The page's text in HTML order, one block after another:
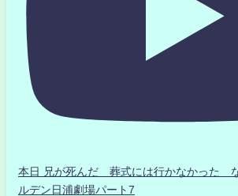
本日 兄が死んだ 葬式には行かなかった
ルデン日浦劇場パート7